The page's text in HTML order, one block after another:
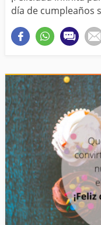
día de cumpleaños